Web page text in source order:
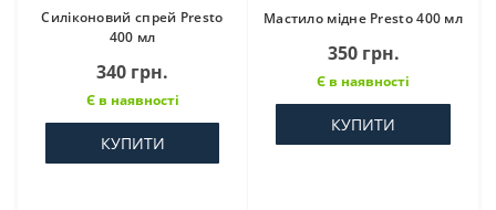
Силіконовий спрей Presto
400 мл
340 грн.
Є в наявності
КУПИТИ
Мастило мідне Presto 400 мл
350 грн.
Є в наявності
КУПИТИ